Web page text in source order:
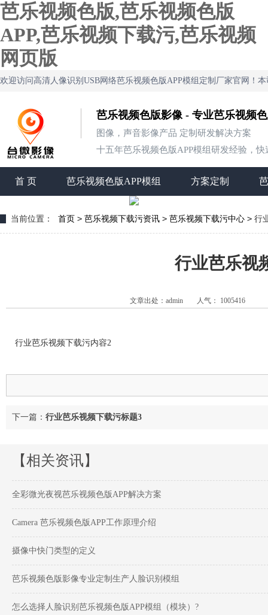
芭乐视频色版,芭乐视频色版
APP,芭乐视频下载污,芭乐视频
网页版
欢迎访问高清人像识别USB网络芭乐视频色版APP模组定制厂家官网！
芭乐视频色版影像 - 专业芭乐视频
图像，声音影像产品 定制研发解决方案
十五年芭乐视频色版APP模组研发经验，快速
首 页 芭乐视频色版APP模组 方案定制
当前位置： 首页 > 芭乐视频下载污资讯 > 芭乐视频下载污中心 > 行
行业芭乐视
文章出处：admin 人气： 1005416
行业芭乐视频下载污内容2
下一篇： 行业芭乐视频下载污标题3
【相关资讯】
全彩微光夜视芭乐视频色版APP解决方案
Camera 芭乐视频色版APP工作原理介绍
摄像中快门类型的定义
芭乐视频色版影像专业定制生产人脸识别模组
怎么选择人脸识别芭乐视频色版APP模组（模块）?